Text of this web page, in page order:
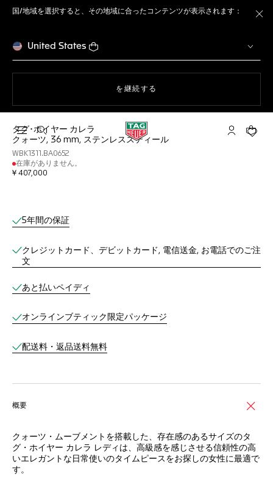
国/地域を選択すると、その地域に合ったコンテンツが表示されます：
United States
ウェブサイト上のナビゲーション
を継続する
検索画面を開く マイ タグ・
ショ
タグ･ホイヤー カレラ
クォーツ, 36 mm, ステンレススティール
WBK1311.BA0652
在庫がありません。
¥ 407,000
オンラインブティックサービス
5年間の保証
クレジットカード、デビットカード, 電信送金, お電話でのご注
文
あと払いペイディ
オンラインブティック限定パッケージ
配送料・返品送料無料
概要
クォーツ・ムーブメントを搭載した、存在感のあるサイズのタ
グ・ホイヤー カレラ レディは、高級感を感じさせる信頼性の高
いエレガントな日常使いのタイムピースをお探しの女性に最適で
す。